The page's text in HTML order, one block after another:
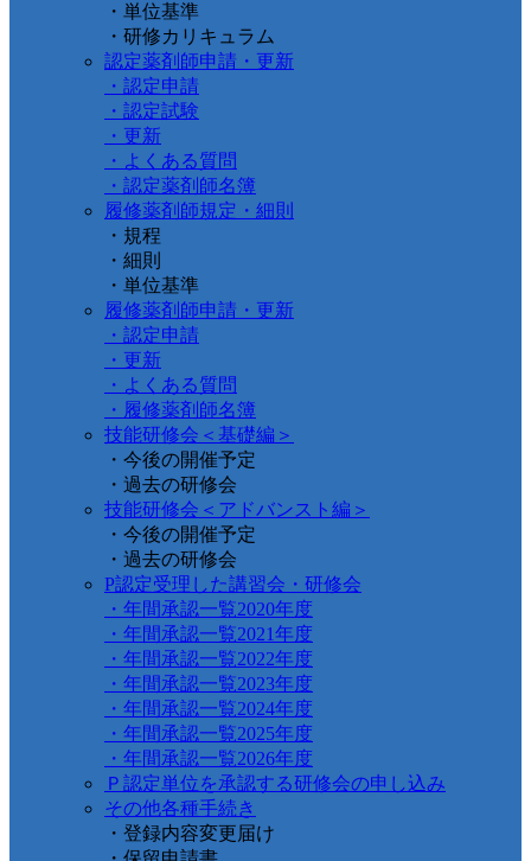
・単位基準
・研修カリキュラム
認定薬剤師申請・更新
・認定申請
・認定試験
・更新
・よくある質問
・認定薬剤師名簿
履修薬剤師規定・細則
・規程
・細則
・単位基準
履修薬剤師申請・更新
・認定申請
・更新
・よくある質問
・履修薬剤師名簿
技能研修会＜基礎編＞
・今後の開催予定
・過去の研修会
技能研修会＜アドバンスト編＞
・今後の開催予定
・過去の研修会
P認定受理した講習会・研修会
・年間承認一覧2020年度
・年間承認一覧2021年度
・年間承認一覧2022年度
・年間承認一覧2023年度
・年間承認一覧2024年度
・年間承認一覧2025年度
・年間承認一覧2026年度
Ｐ認定単位を承認する研修会の申し込み
その他各種手続き
・登録内容変更届け